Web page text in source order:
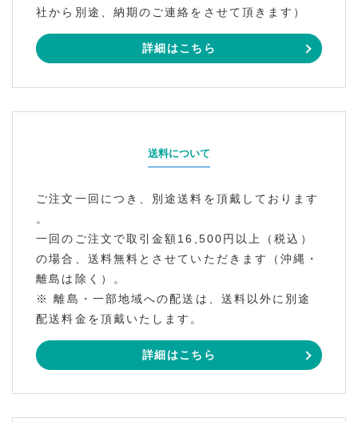
社から別途、納期のご連絡をさせて頂きます）
詳細はこちら
送料について
ご注文一回につき、別途送料を頂戴しております
。
一回のご注文で取引金額16,500円以上（税込）
の場合、送料無料とさせていただきます（沖縄・
離島は除く）。
※ 離島・一部地域への配送は、送料以外に別途
配送料金を頂戴いたします。
詳細はこちら